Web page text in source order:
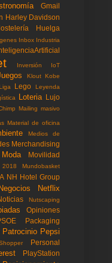
Gmail
Harley Davidson
Huelga
Inbox Industria
Inversión IoT
Klout Kobe
Lego Leyenda
Loteria Lujo
Mailing masivo
Material de oficina
Medios de
Merchandising
Moda
Movilidad
Mundobasket
NH Hotel Group
Negocios Netflix
Nutscaping
Opiniones
Packaging
Patrocinio Pepsi
Personal
PlayStation